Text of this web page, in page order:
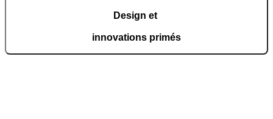
Design et
innovations primés